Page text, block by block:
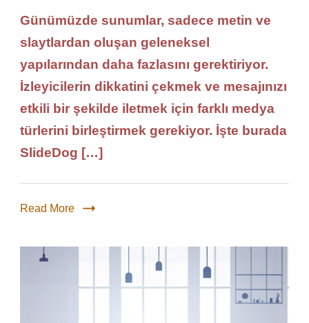
Günümüzde sunumlar, sadece metin ve
slaytlardan oluşan geleneksel
yapılarından daha fazlasını gerektiriyor.
İzleyicilerin dikkatini çekmek ve mesajınızı
etkili bir şekilde iletmek için farklı medya
türlerini birleştirmek gerekiyor. İşte burada
SlideDog […]
Read More